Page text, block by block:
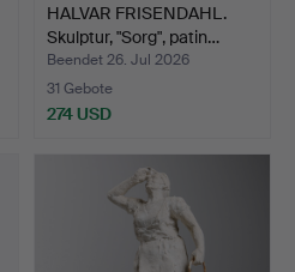
HALVAR FRISENDAHL.
Skulptur, "Sorg", patin…
Beendet 26. Jul 2026
31 Gebote
274 USD